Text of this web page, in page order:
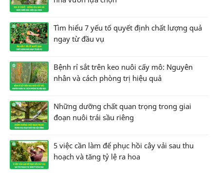
Tìm hiểu 7 yếu tố quyết định chất lượng quả
ngay từ đầu vụ
Bệnh rỉ sắt trên keo nuôi cấy mô: Nguyên
nhân và cách phòng trị hiệu quả
Những dưỡng chất quan trọng trong giai
đoạn nuôi trái sầu riêng
5 việc cần làm để phục hồi cây vải sau thu
hoạch và tăng tỷ lệ ra hoa